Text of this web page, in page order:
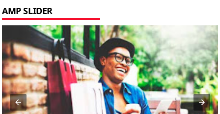
AMP SLIDER